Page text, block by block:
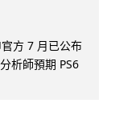
方 7 月已公布
析師預期 PS6